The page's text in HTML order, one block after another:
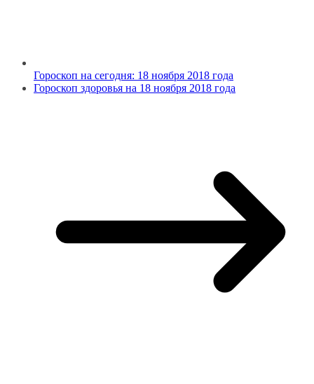
Гороскоп на сегодня: 18 ноября 2018 года
Гороскоп здоровья на 18 ноября 2018 года